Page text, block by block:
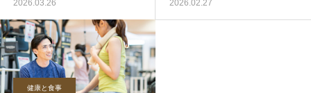
2026.03.26 2026.02.27
健康と食事